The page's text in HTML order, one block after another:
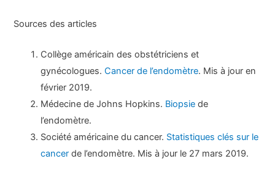
Sources des articles
Collège américain des obstétriciens et
gynécologues.Cancer de l’endomètre. Mis à jour en
février 2019.
Médecine de Johns Hopkins. Biopsie de
l’endomètre.
Société américaine du cancer. Statistiques clés sur le
cancer de l’endomètre. Mis à jour le 27 mars 2019.